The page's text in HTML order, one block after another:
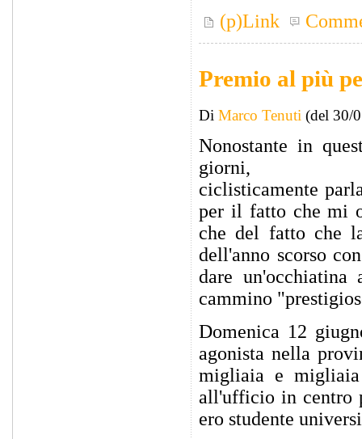
(p)Link
Premio al più
Di Marco Tenuti (del 30/
Nonostante in
giorni,
ciclisticamente
per il fatto che mi
che del fatto che
dell'anno scorso
dare
cammino
Domenica 12
agonista nella
migliaia e
all'ufficio in centro
ero studente